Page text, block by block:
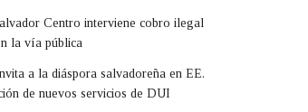
Centro interviene cobro ilegal
la vía pública
a la diáspora salvadoreña en EE.
de nuevos servicios de DUI